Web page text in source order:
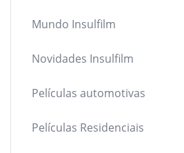
Mundo Insulfilm
Novidades Insulfilm
Películas automotivas
Películas Residenciais